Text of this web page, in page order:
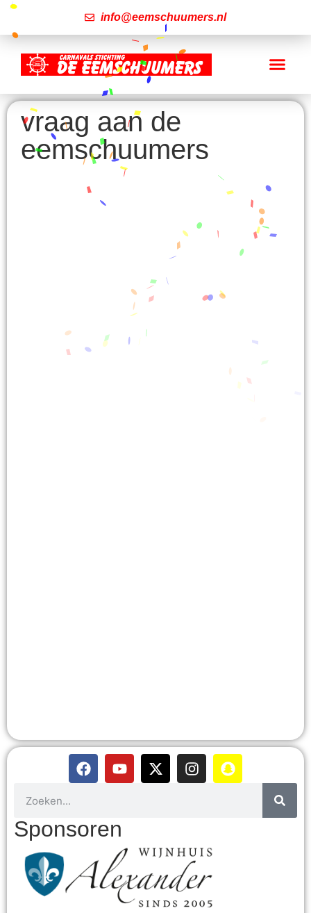
info@eemschuumers.nl
vraag aan de
eemschuumers
Sponsoren